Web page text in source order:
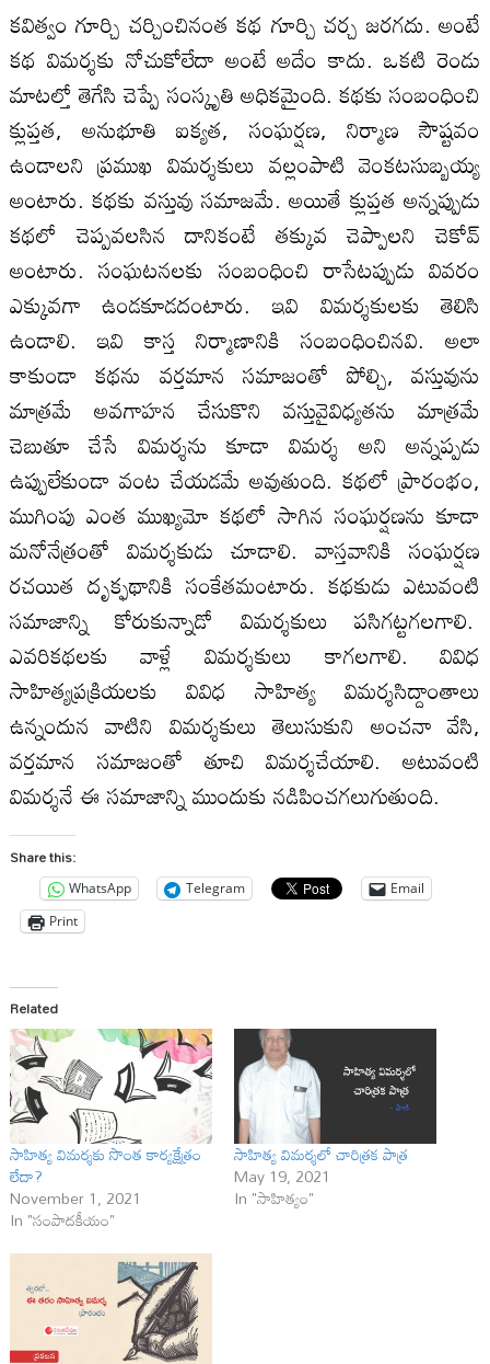
కవిత్వం గూర్చి చర్చించినంత కథ గూర్చి చర్చ జరగదు. అంటే
కథ విమర్శకు నోచుకోలేదా అంటే అదేం కాదు. ఒకటి రెండు
మాటల్తో తెగేసి చెప్పే సంస్కృతి అధికమైంది. కథకు సంబంధించి
క్లుప్తత, అనుభూతి ఐక్యత, సంఘర్షణ, నిర్మాణ సౌష్టవం
ఉండాలని ప్రముఖ విమర్శకులు వల్లంపాటి వెంకటసుబ్బయ్య
అంటారు. కథకు వస్తువు సమాజమే. అయితే క్లుప్తత అన్నప్పుడు
కథలో చెప్పవలసిన దానికంటే తక్కువ చెప్పాలని చెకోవ్‌
అంటారు. సంఘటనలకు సంబంధించి రాసేటప్పుడు వివరం
ఎక్కువగా ఉండకూడదంటారు. ఇవి విమర్శకులకు తెలిసి
ఉండాలి. ఇవి కాస్త నిర్మాణానికి సంబంధించినవి. అలా
కాకుండా కథను వర్తమాన సమాజంతో పోల్చి, వస్తువును
మాత్రమే అవగాహన చేసుకొని వస్తువైవిధ్యతను మాత్రమే
చెబుతూ చేసే విమర్శను కూడా విమర్శ అని అన్నప్పడు
ఉప్పులేకుండా వంట చేయడమే అవుతుంది. కథలో ప్రారంభం,
ముగింపు ఎంత ముఖ్యమో కథలో సాగిన సంఘర్షణను కూడా
మనోనేత్రంతో విమర్శకుడు చూడాలి. వాస్తవానికి సంఘర్షణ
రచయిత దృక్ఫథానికి సంకేతమంటారు. కథకుడు ఎటువంటి
సమాజాన్ని కోరుకున్నాడో విమర్శకులు పసిగట్టగలగాలి.
ఎవరికథలకు వాళ్లే విమర్శకులు కాగలగాలి. వివిధ
సాహిత్యప్రక్రియలకు వివిధ సాహిత్య విమర్శసిద్దాంతాలు
ఉన్నందున వాటిని విమర్శకులు తెలుసుకుని అంచనా వేసి,
వర్తమాన సమాజంతో తూచి విమర్శచేయాలి. అటువంటి
విమర్శనే ఈ సమాజాన్ని ముందుకు నడిపించగలుగుతుంది.
Share this:
WhatsApp Telegram
Email
Print
Related
సాహిత్య విమ‌ర్శ‌కు సొంత కార్య‌క్షేత్రం
లేదా?
November 1, 2021
In "సంపాదకీయం"
సాహిత్య విమర్శలో చారిత్రక పాత్ర
May 19, 2021
In "సాహిత్యం"